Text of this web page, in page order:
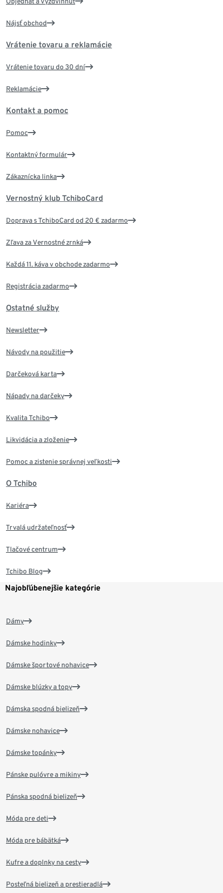
Nájsť obchod
Vrátenie tovaru a reklamácie
Vrátenie tovaru do 30 dní
Reklamácie
Kontakt a pomoc
Pomoc
Kontaktný formulár
Zákaznícka linka
Vernostný klub TchiboCard
Doprava s TchiboCard od 20 € zadarmo
Zľava za Vernostné zrnká
Každá 11. káva v obchode zadarmo
Registrácia zadarmo
Ostatné služby
Newsletter
Návody na použitie
Darčeková karta
Nápady na darčeky
Kvalita Tchibo
Likvidácia a zloženie
Pomoc a zistenie správnej veľkosti
O Tchibo
Kariéra
Trvalá udržateľnosť
Tlačové centrum
Tchibo Blog
Najobľúbenejšie kategórie
Dámy
Dámske hodinky
Dámske športové nohavice
Dámske blúzky a topy
Dámska spodná bielizeň
Dámske nohavice
Dámske topánky
Pánske pulóvre a mikiny
Pánska spodná bielizeň
Móda pre deti
Móda pre bábätká
Kufre a doplnky na cesty
Posteľná bielizeň a prestieradlá